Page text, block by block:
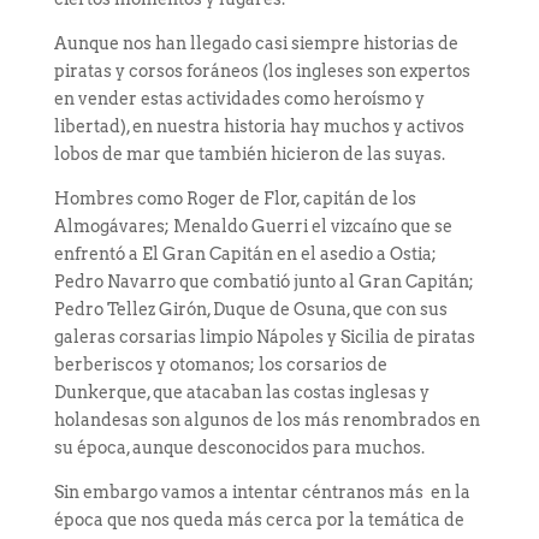
Aunque nos han llegado casi siempre historias de
piratas y corsos foráneos (los ingleses son expertos
en vender estas actividades como heroísmo y
libertad), en nuestra historia hay muchos y activos
lobos de mar que también hicieron de las suyas.
Hombres como Roger de Flor, capitán de los
Almogávares; Menaldo Guerri el vizcaíno que se
enfrentó a El Gran Capitán en el asedio a Ostia;
Pedro Navarro que combatió junto al Gran Capitán;
Pedro Tellez Girón, Duque de Osuna, que con sus
galeras corsarias limpio Nápoles y Sicilia de piratas
berberiscos y otomanos; los corsarios de
Dunkerque, que atacaban las costas inglesas y
holandesas son algunos de los más renombrados en
su época, aunque desconocidos para muchos.
Sin embargo vamos a intentar céntranos más en la
época que nos queda más cerca por la temática de